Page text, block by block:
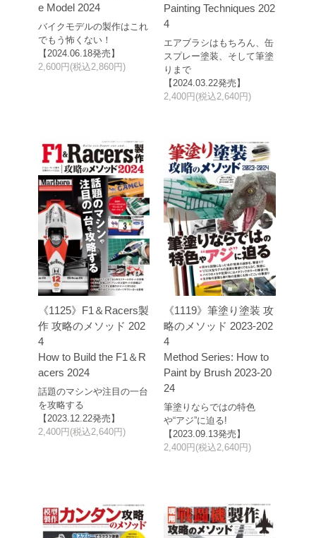
e Model 2024
バイクモデルの製作はこれ
でもう怖くない！
【2024.06.18発売】
2,600円(税込2,860円)
Painting Techniques 202
4
エアブラシはもちろん、缶
スプレー塗装、そして筆塗
りまで
【2024.03.22発売】
2,400円(税込2,640円)
《1125》F1＆Racers製
作 攻略のメソッド 202
4
How to Build the F1＆R
acers 2024
話題のマシンや注目の一台
を攻略する
【2023.12.22発売】
2,400円(税込2,640円)
《1119》筆塗り塗装 攻
略のメソッド 2023-202
4
Method Series: How to
Paint by Brush 2023-20
24
筆塗りならではの特色
や“アジ”に迫る!
【2023.09.13発売】
2,400円(税込2,640円)